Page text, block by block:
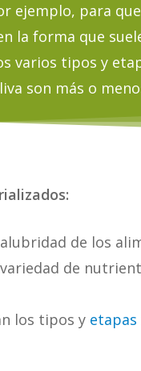
ejemplo, para
la forma que
varios tipos y
son más o
de los
de
los tipos y